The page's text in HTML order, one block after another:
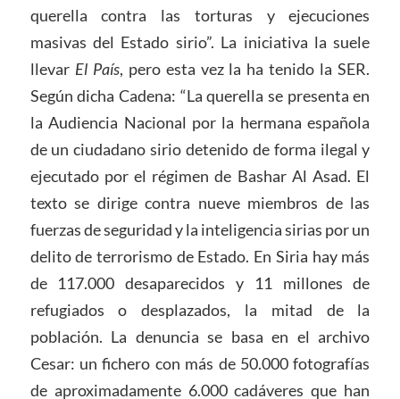
querella contra las torturas y ejecuciones
masivas del Estado sirio”. La iniciativa la suele
llevar El País, pero esta vez la ha tenido la SER.
Según dicha Cadena: “La querella se presenta en
la Audiencia Nacional por la hermana española
de un ciudadano sirio detenido de forma ilegal y
ejecutado por el régimen de Bashar Al Asad. El
texto se dirige contra nueve miembros de las
fuerzas de seguridad y la inteligencia sirias por un
delito de terrorismo de Estado. En Siria hay más
de 117.000 desaparecidos y 11 millones de
refugiados o desplazados, la mitad de la
población. La denuncia se basa en el archivo
Cesar: un fichero con más de 50.000 fotografías
de aproximadamente 6.000 cadáveres que han